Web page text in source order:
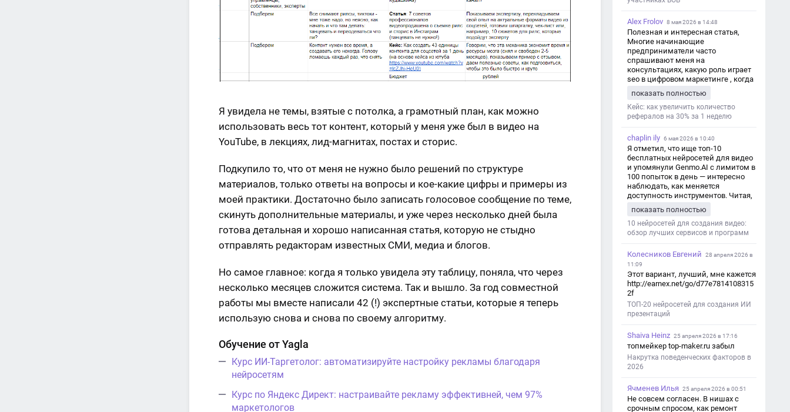
Я увидела не темы, взятые с потолка, а грамотный план, как можно
использовать весь тот контент, который у меня уже был в видео на
YouTube, в лекциях, лид-магнитах, постах и сторис.
Подкупило то, что от меня не нужно было решений по структуре
материалов, только ответы на вопросы и кое-какие цифры и примеры из
моей практики. Достаточно было записать голосовое сообщение по теме,
скинуть дополнительные материалы, и уже через несколько дней была
готова детальная и хорошо написанная статья, которую не стыдно
отправлять редакторам известных СМИ, медиа и блогов.
Но самое главное: когда я только увидела эту таблицу, поняла, что через
несколько месяцев сложится система. Так и вышло. За год совместной
работы мы вместе написали 42 (!) экспертные статьи, которые я теперь
использую снова и снова по своему алгоритму.
Обучение от Yagla
Курс ИИ-Таргетолог: автоматизируйте настройку рекламы благодаря
нейросетям
Курс по Яндекс Директ: настраивайте рекламу эффективней, чем 97%
маркетологов
Alex Frolov 8 мая 2026 в 14:48
Полезная и интересная статья,
Многие начинающие
предприниматели часто
спрашивают меня на
консультациях, какую роль играет
seo в цифровом маркетинге , когда
обсуждаем их проект:
https://aseotop.com/kakuyu-rol-igraet-
seo-v-czifrovom-marketinge/
показать полностью
Кейс: как увеличить количество
рефералов на 30% за 1 неделю
chaplin ily 6 мая 2026 в 10:40
Я отметил, что ище топ-10
бесплатных нейросетей для видео
и упомянули Genmo.AI с лимитом в
100 попыток в день — интересно
наблюдать, как меняется
доступность инструментов. Читая,
с короткими клипами в телеграм-
каналах YAGLA и Kokoc Group. Flux 2
показать полностью
10 нейросетей для создания видео:
обзор лучших сервисов и программ
Колесников Евгений
28 апреля 2026 в
11:09
Этот вариант, лучший, мне кажется
http://earnex.net/go/d77e7814108315
2f
ТОП-20 нейросетей для создания ИИ
презентаций
Shaiva Heinz 25 апреля 2026 в 17:16
топмейкер top-maker.ru забыл
Накрутка поведенческих факторов в
2026
Ячменев Илья 25 апреля 2026 в 00:51
Не совсем согласен. В нишах с
срочным спросом, как ремонт